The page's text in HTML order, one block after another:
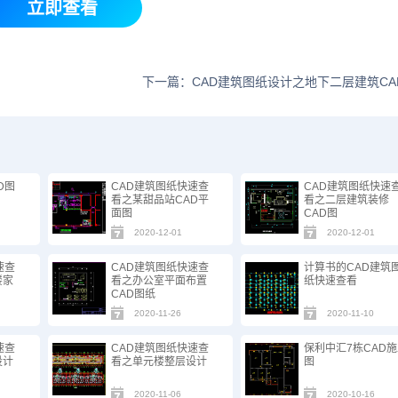
立即查看
下一篇：CAD建筑图纸设计之地下二层建筑
图
CAD建筑图纸快速查
看之某甜品站CAD平
面图
2020-12-01
CAD建筑图纸快速
看之二层建筑装修
CAD图
2020-12-01
查
家
CAD建筑图纸快速查
看之办公室平面布置
CAD图纸
2020-11-26
计算书的CAD建筑
纸快速查看
2020-11-10
查
计
CAD建筑图纸快速查
看之单元楼整层设计
2020-11-06
保利中汇7栋CAD
图
2020-10-16